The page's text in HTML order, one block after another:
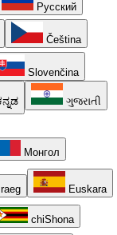
Русский
Čeština
Slovenčina
ગુજરાતી
Монгол
Euskara
chiShona